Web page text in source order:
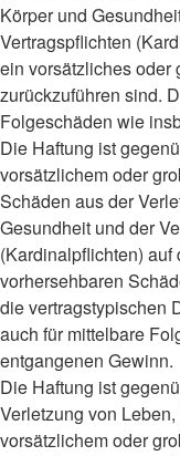
Körper und
Vertragspflichten
ein vorsätzliches oder
zurückzuführen sind.
Folgeschäden wie
Die Haftung ist
vorsätzlichem oder
Schäden aus der
Gesundheit und der
(Kardinalpflichten)
vorhersehbaren
die vertragstypischen
auch für mittelbare
entgangenen Gewinn.
Die Haftung ist
Verletzung von
vorsätzlichem oder